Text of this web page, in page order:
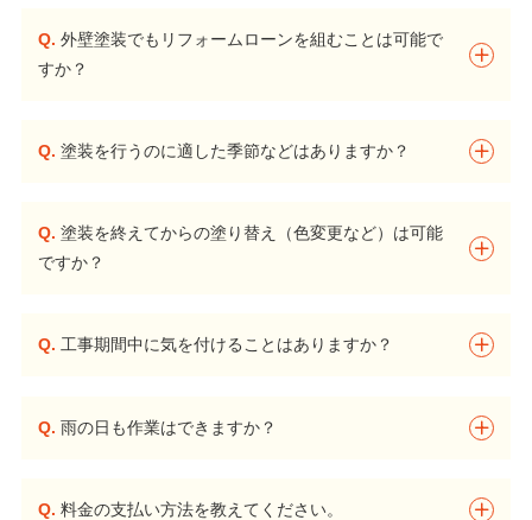
Q. 外壁塗装でもリフォームローンを組むことは可能で
すか？
Q. 塗装を行うのに適した季節などはありますか？
Q. 塗装を終えてからの塗り替え（色変更など）は可能
ですか？
Q. 工事期間中に気を付けることはありますか？
Q. 雨の日も作業はできますか？
Q. 料金の支払い方法を教えてください。